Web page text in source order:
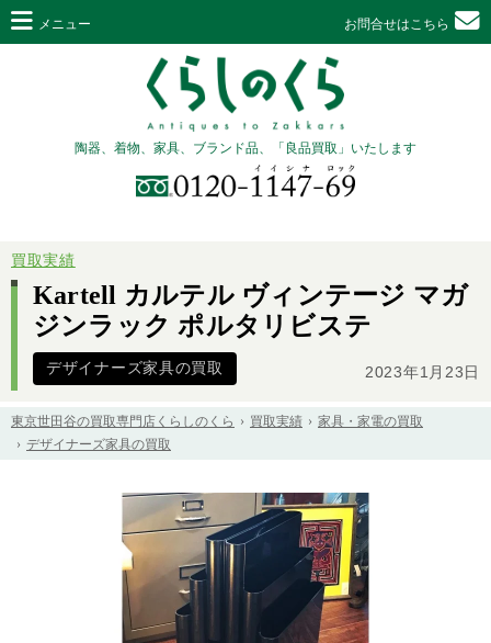
メニュー お問合せはこちら
陶器、着物、家具、ブランド品、「良品買取」いたします
買取実績
Kartell カルテル ヴィンテージ マガ
ジンラック ポルタリビステ
デザイナーズ家具の買取 2023年1月23日
東京世田谷の買取専門店くらしのくら 買取実績
家具・家電の買取
デザイナーズ家具の買取